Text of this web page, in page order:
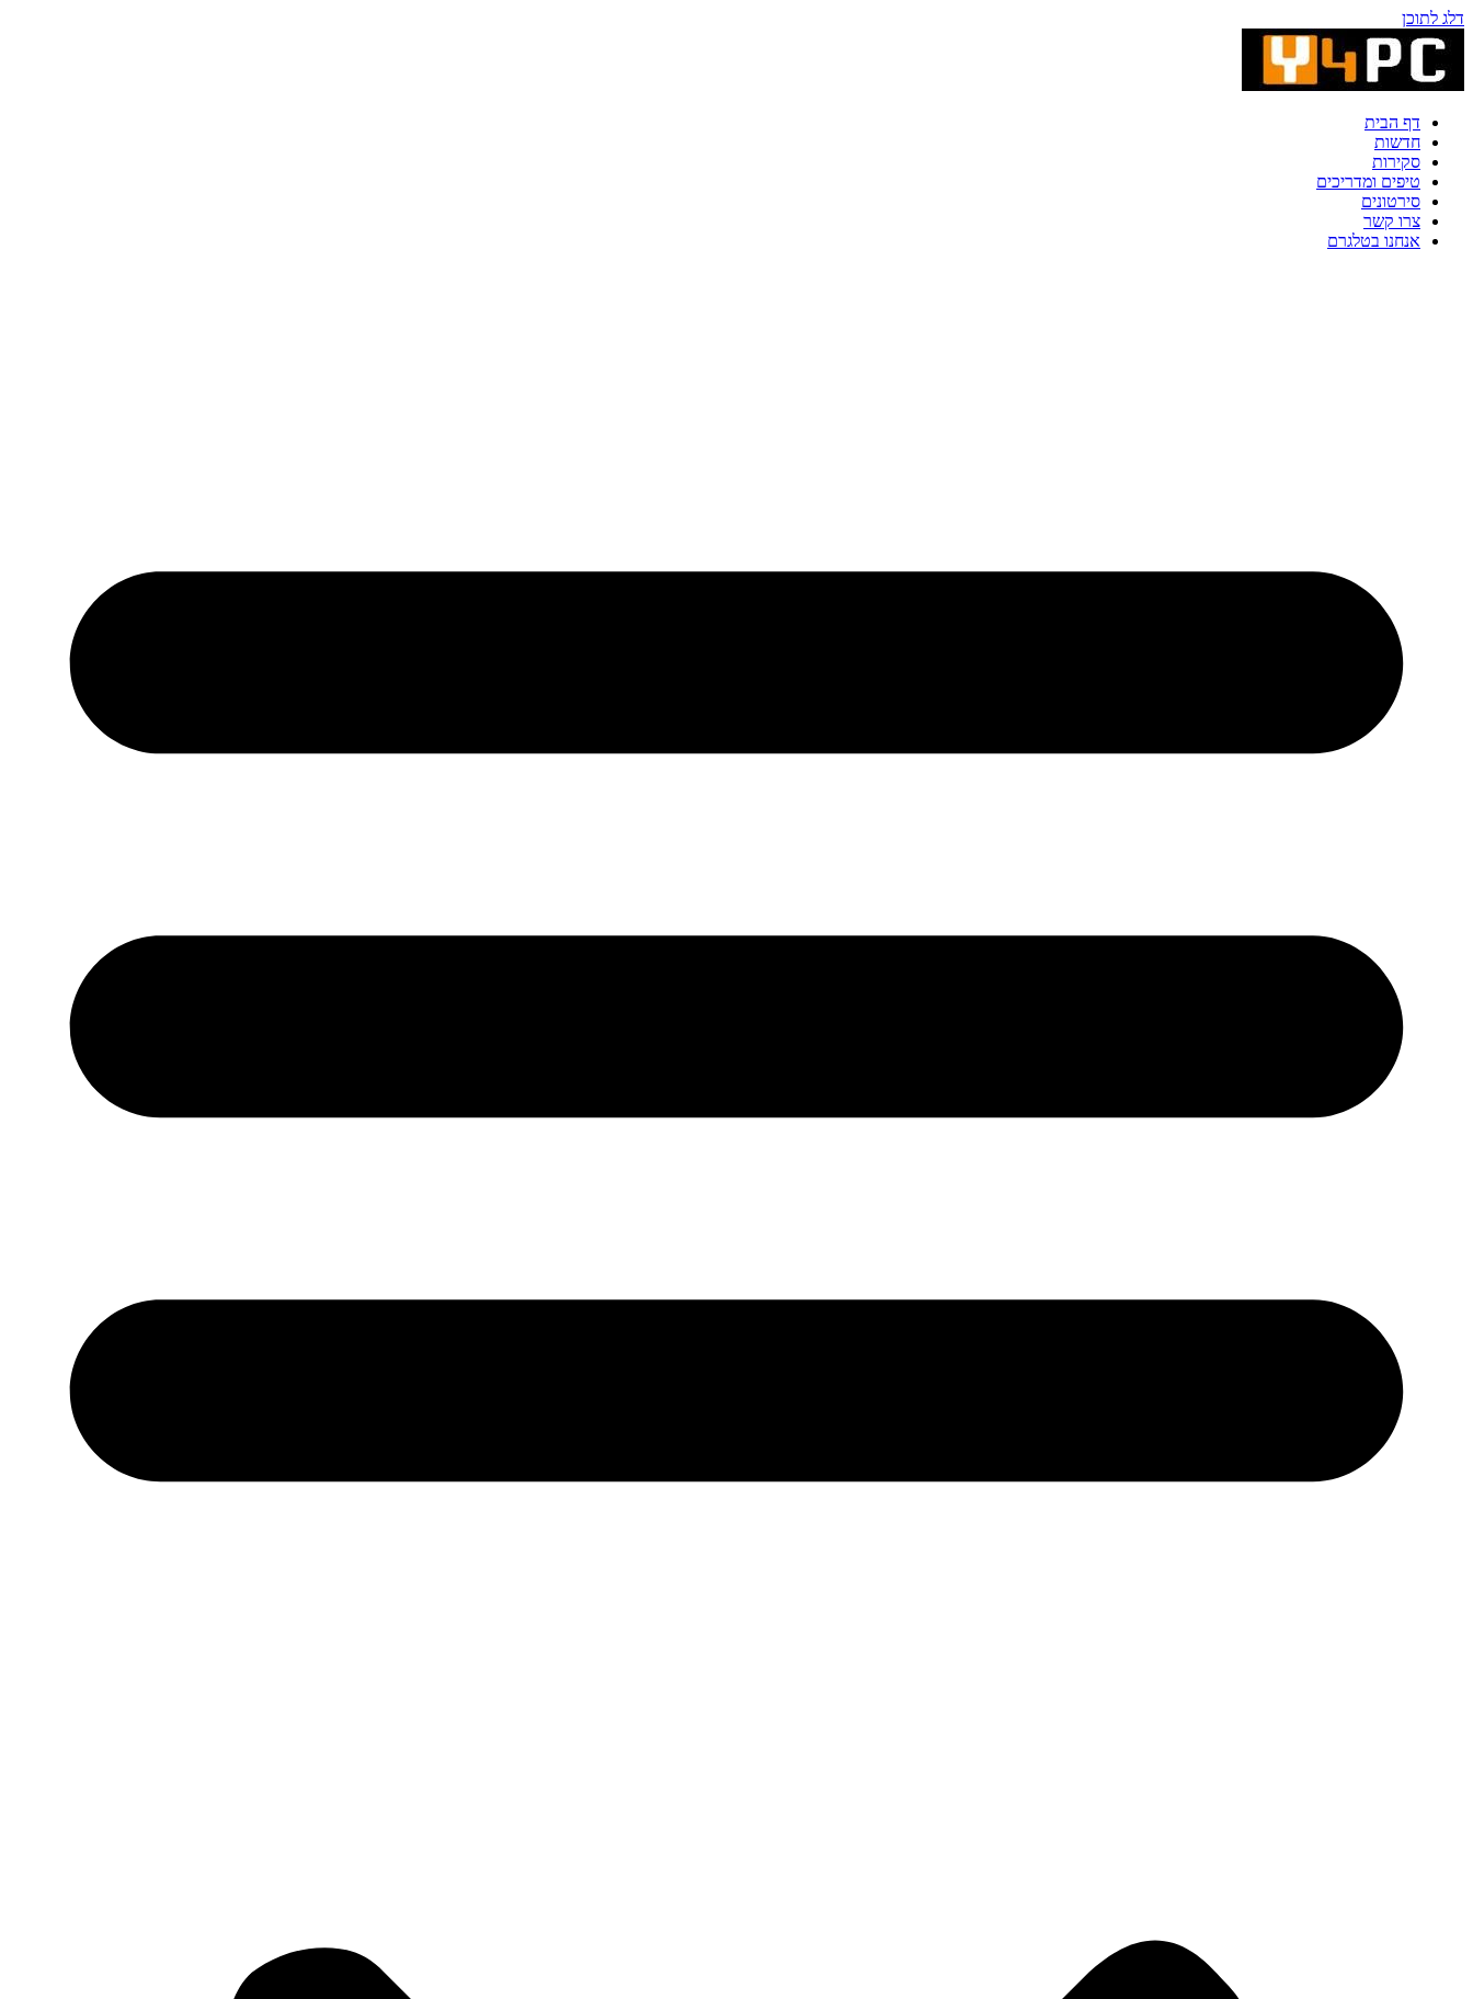
דלג לתוכן
דף הבית
חדשות
סקירות
טיפים ומדריכים
סירטונים
צרו קשר
אנחנו בטלגרם